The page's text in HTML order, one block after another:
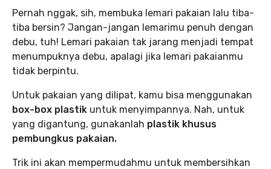
Pernah nggak, sih, membuka lemari pakaian lalu tiba-
tiba bersin? Jangan-jangan lemarimu penuh dengan
debu, tuh! Lemari pakaian tak jarang menjadi tempat
menumpuknya debu, apalagi jika lemari pakaianmu
tidak berpintu.
Untuk pakaian yang dilipat, kamu bisa menggunakan
box-box plastik untuk menyimpannya. Nah, untuk
yang digantung, gunakanlah plastik khusus
pembungkus pakaian.
Trik ini akan mempermudahmu untuk membersihkan